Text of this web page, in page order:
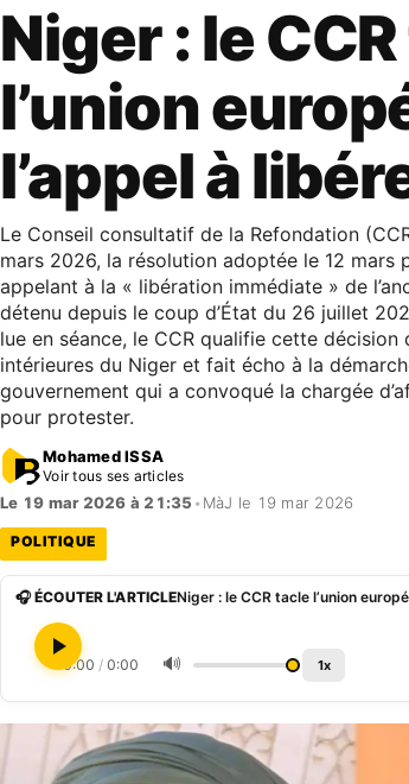
Niger : le
l’union
l’appel à
Le Conseil consultatif de la Refondation
mars 2026, la résolution adoptée le 12 mars
appelant à la « libération immédiate » de
détenu depuis le coup d’État du 26 juillet
lue en séance, le CCR qualifie cette décision
intérieures du Niger et fait écho à la
gouvernement qui a convoqué la chargée
pour protester.
Mohamed ISSA
Voir tous ses articles
Le 19 mar 2026 à 21:35 • MàJ le 19 mar 2026
POLITIQUE
🎧 ÉCOUTER L'ARTICLENiger : le CCR tacle l’union
0:00 / 0:00 🔊 1x